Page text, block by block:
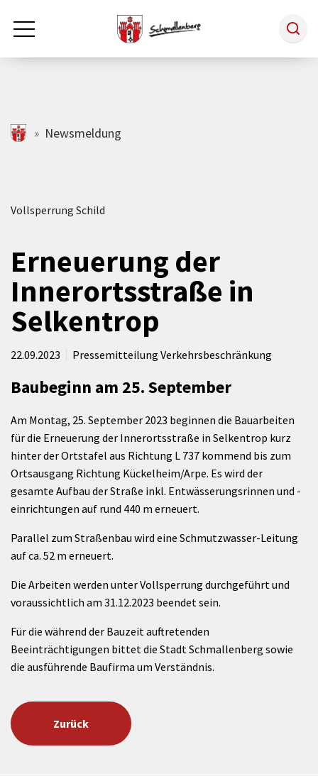
Zum Hauptinhalt springen
Rathaus & Politik
Tourismus
Freizeit & Kultur
Wirtschaft
schmallenberg.de
Newsmeldung
Vollsperrung Schild
Erneuerung der
Innerortsstraße in
Selkentrop
22.09.2023 Pressemitteilung Verkehrsbeschränkung
Baubeginn am 25. September
Am Montag, 25. September 2023 beginnen die Bauarbeiten
für die Erneuerung der Innerortsstraße in Selkentrop kurz
hinter der Ortstafel aus Richtung L 737 kommend bis zum
Ortsausgang Richtung Kückelheim/Arpe. Es wird der
gesamte Aufbau der Straße inkl. Entwässerungsrinnen und -
einrichtungen auf rund 440 m erneuert.
Parallel zum Straßenbau wird eine Schmutzwasser-Leitung
auf ca. 52 m erneuert.
Die Arbeiten werden unter Vollsperrung durchgeführt und
voraussichtlich am 31.12.2023 beendet sein.
Für die während der Bauzeit auftretenden
Beeinträchtigungen bittet die Stadt Schmallenberg sowie
die ausführende Baufirma um Verständnis.
Zurück